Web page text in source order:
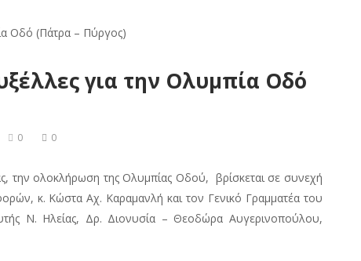
για την Ολυμπία Οδό
0 0
την ολοκλήρωση της Ολυμπίας Οδού, βρίσκεται σε συνεχή
κ. Κώστα Αχ. Καραμανλή και τον Γενικό Γραμματέα του
Ν. Ηλείας, Δρ. Διονυσία – Θεοδώρα Αυγερινοπούλου,